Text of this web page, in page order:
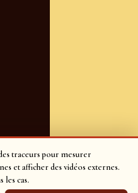
traceurs pour mesurer
et afficher des vidéos externes.
les cas.